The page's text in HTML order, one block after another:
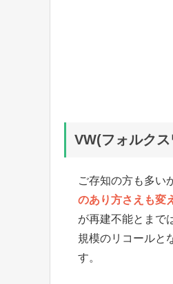
VW(フォルク
ご存知の方も多い
のあり方さえも変
が再建不能とまで
規模のリコールと
す。